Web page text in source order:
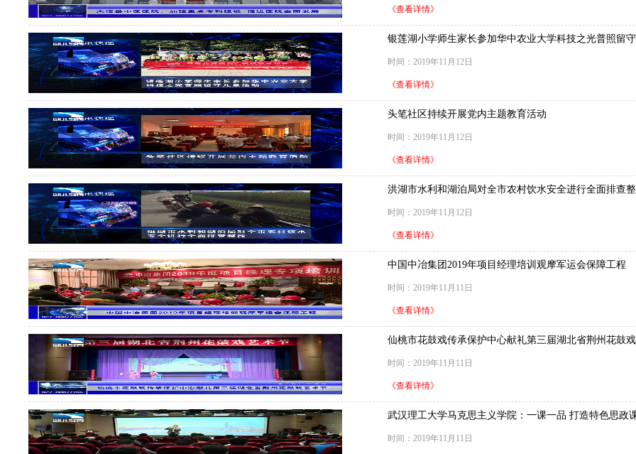
《查看详情》
银莲湖小学师生家长参加华中农业大学科技之光普照留
时间：2019年11月12日
《查看详情》
头笔社区持续开展党内主题教育活动
时间：2019年11月12日
《查看详情》
洪湖市水利和湖泊局对全市农村饮水安全进行全面排查
时间：2019年11月12日
《查看详情》
中国中冶集团2019年项目经理培训观摩军运会保障工程
时间：2019年11月11日
《查看详情》
仙桃市花鼓戏传承保护中心献礼第三届湖北省荆州花鼓
时间：2019年11月11日
《查看详情》
武汉理工大学马克思主义学院：一课一品 打造特色思政
时间：2019年11月11日